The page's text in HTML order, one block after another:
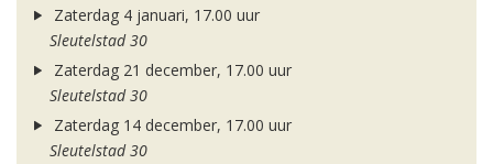
Zaterdag 4 januari, 17.00 uur
Sleutelstad 30
Zaterdag 21 december, 17.00 uur
Sleutelstad 30
Zaterdag 14 december, 17.00 uur
Sleutelstad 30